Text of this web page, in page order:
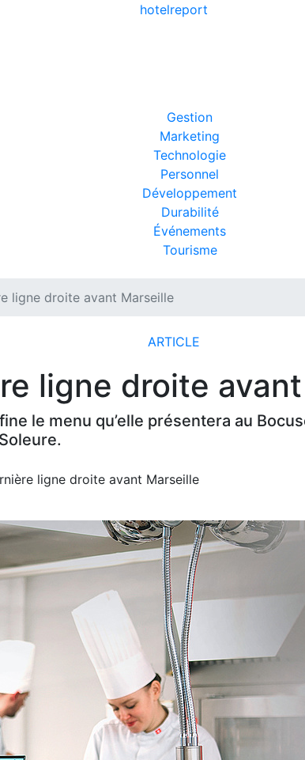
hotelreport
Gestion
Marketing
Technologie
Personnel
Développement
Durabilité
Événements
Tourisme
ligne droite avant Marseille
ARTICLE
ligne droite
le menu qu’elle présentera au